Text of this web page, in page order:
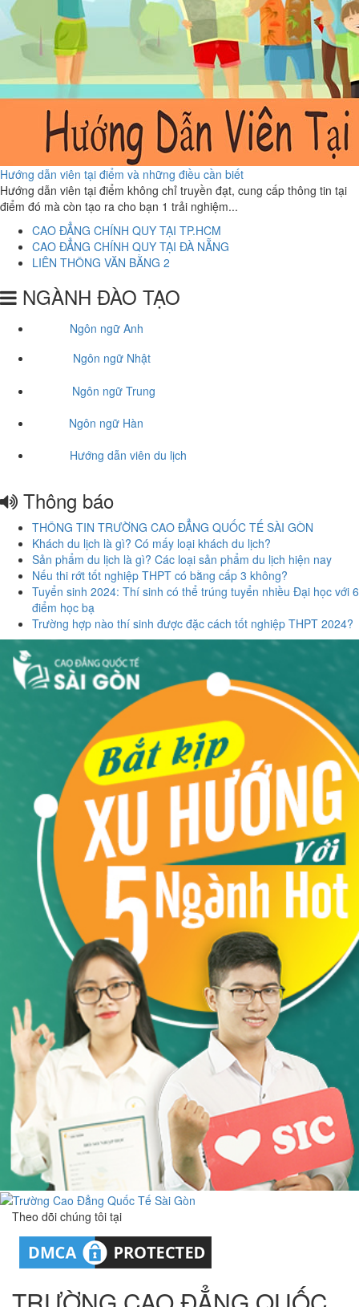
Hướng dẫn viên tại điểm và những điều cần biết
Hướng dẫn viên tại điểm không chỉ truyền đạt, cung cấp thông tin tại
điểm đó mà còn tạo ra cho bạn 1 trải nghiệm...
CAO ĐẲNG CHÍNH QUY TẠI TP.HCM
CAO ĐẲNG CHÍNH QUY TẠI ĐÀ NẴNG
LIÊN THÔNG VĂN BẰNG 2
NGÀNH ĐÀO TẠO
Ngôn ngữ Anh
Ngôn ngữ Nhật
Ngôn ngữ Trung
Ngôn ngữ Hàn
Hướng dẫn viên du lịch
Thông báo
THÔNG TIN TRƯỜNG CAO ĐẲNG QUỐC TẾ SÀI GÒN
Khách du lịch là gì? Có mấy loại khách du lịch?
Sản phẩm du lịch là gì? Các loại sản phẩm du lịch hiện nay
Nếu thi rớt tốt nghiệp THPT có bằng cấp 3 không?
Tuyển sinh 2024: Thí sinh có thể trúng tuyển nhiều Đại học với 6
điểm học bạ
Trường hợp nào thí sinh được đặc cách tốt nghiệp THPT 2024?
Theo dõi chúng tôi tại